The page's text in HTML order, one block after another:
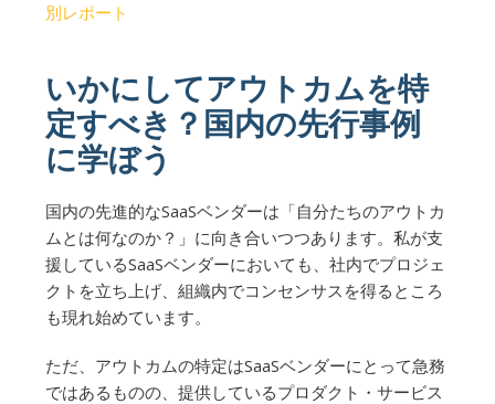
別レポート
いかにしてアウトカムを特
定すべき？国内の先行事例
に学ぼう
国内の先進的なSaaSベンダーは「自分たちのアウトカ
ムとは何なのか？」に向き合いつつあります。私が支
援しているSaaSベンダーにおいても、社内でプロジェ
クトを立ち上げ、組織内でコンセンサスを得るところ
も現れ始めています。
ただ、アウトカムの特定はSaaSベンダーにとって急務
ではあるものの、提供しているプロダクト・サービス